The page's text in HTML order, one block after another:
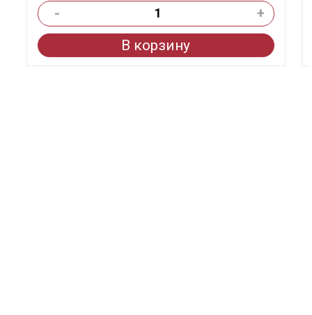
-
+
В корзину